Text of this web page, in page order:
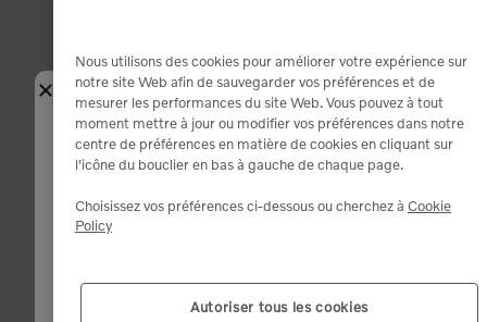
Fermer
Sélectionnez votre lieu de livraison
revendeur le plus proche et vous montrerons les meilleures offres.
Inventory and product availability may change after dealer selection.
Nous utilisons des cookies pour améliorer votre expérience sur
notre site Web afin de sauvegarder vos préférences et de
mesurer les performances du site Web. Vous pouvez à tout
moment mettre à jour ou modifier vos préférences dans notre
centre de préférences en matière de cookies en cliquant sur
l'icône du bouclier en bas à gauche de chaque page.
Choisissez vos préférences ci-dessous ou cherchez à Cookie
Policy
Autoriser tous les cookies